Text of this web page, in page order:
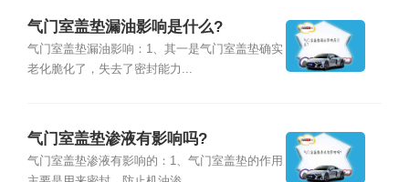
气门室盖垫漏油影响是什么?
气门室盖垫漏油影响：1、其一是气门室盖垫确实
老化脆化了，失去了密封能力...
气门室盖垫渗液有影响吗?
气门室盖垫渗液有影响的：1、气门室盖垫的作用